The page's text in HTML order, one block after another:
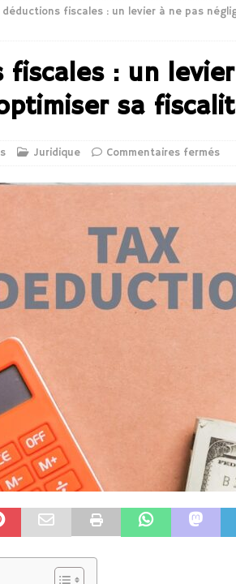
déductions fiscales : un levier à ne pas
fiscales : un
sa
Juridique Commentaires fermés